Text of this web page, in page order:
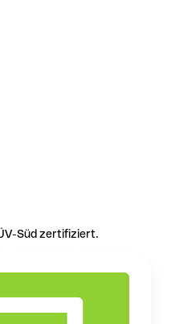
Süd zertifiziert.